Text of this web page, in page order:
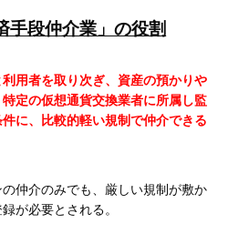
手段仲介業」の役割
用者を取り次ぎ、資産の預かりや
定の仮想通貨交換業者に所属し監
に、比較的軽い規制で仲介できる
仲介のみでも、厳しい規制が敷か
が必要とされる。